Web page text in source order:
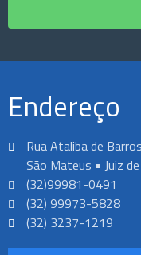
Endereço
Rua Ataliba de
São Mateus • Juiz
(32)99981-0491
(32) 99973-5828
(32) 3237-1219